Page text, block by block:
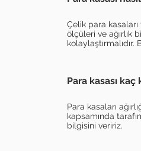
Çelik para
ölçüleri ve ağırlık
kolaylaştırmalıdır.
Para kasası kaç
Para kasaları
kapsamında
bilgisini veririz.